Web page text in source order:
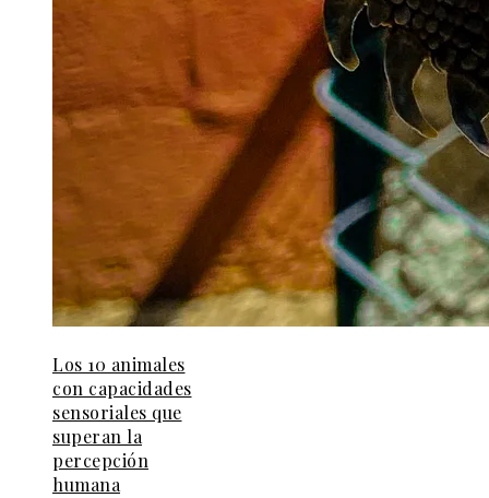
Los 10 animales
con capacidades
sensoriales que
superan la
percepción
humana